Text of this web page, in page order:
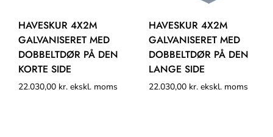
HAVESKUR 4X2M
GALVANISERET MED
DOBBELTDØR PÅ DEN
KORTE SIDE
22.030,00 kr. ekskl. moms
HAVESKUR 4X2M
GALVANISERET MED
DOBBELTDØR PÅ DEN
LANGE SIDE
22.030,00 kr. ekskl. moms